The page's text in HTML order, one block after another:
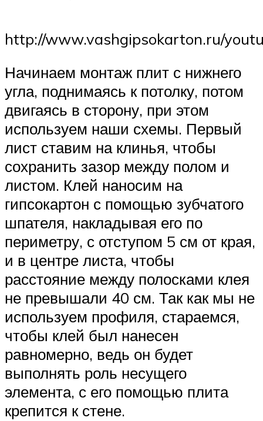
http://www.vashgipsokarton.ru/
Начинаем монтаж плит с нижнего
угла, поднимаясь к потолку, потом
двигаясь в сторону, при этом
используем наши схемы. Первый
лист ставим на клинья, чтобы
сохранить зазор между полом и
листом. Клей наносим на
гипсокартон с помощью зубчатого
шпателя, накладывая его по
периметру, с отступом 5 см от края,
и в центре листа, чтобы
расстояние между полосками клея
не превышали 40 см. Так как мы не
используем профиля, стараемся,
чтобы клей был нанесен
равномерно, ведь он будет
выполнять роль несущего
элемента, с его помощью плита
крепится к стене.